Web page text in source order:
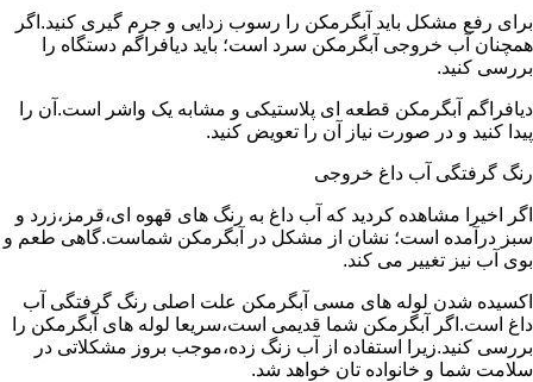
برای رفع مشکل باید آبگرمکن را رسوب زدایی و جرم گیری کنید.اگر
همچنان آب خروجی آبگرمکن سرد است؛ باید دیافراگم دستگاه را
بررسی کنید.
دیافراگم آبگرمکن قطعه ای پلاستیکی و مشابه یک واشر است.آن را
پیدا کنید و در صورت نیاز آن را تعویض کنید.
رنگ گرفتگی آب داغ خروجی
اگر اخیرا مشاهده کردید که آب داغ به رنگ های قهوه ای،قرمز،زرد و
سبز درآمده است؛ نشان از مشکل در آبگرمکن شماست.گاهی طعم و
بوی آب نیز تغییر می کند.
اکسیده شدن لوله های مسی آبگرمکن علت اصلی رنگ گرفتگی آب
داغ است.اگر آبگرمکن شما قدیمی است،سریعا لوله های آبگرمکن را
بررسی کنید.زیرا استفاده از آب زنگ زده،موجب بروز مشکلاتی در
سلامت شما و خانواده تان خواهد شد.